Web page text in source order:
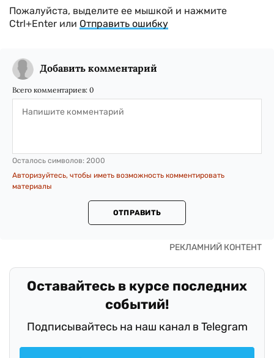
Пожалуйста, выделите ее мышкой и нажмите
Ctrl+Enter или Отправить ошибку
Добавить комментарий
Всего комментариев: 0
Осталось символов: 2000
Авторизуйтесь, чтобы иметь возможность комментировать
материалы
ОТПРАВИТЬ
Оставайтесь в курсе последних
событий!
Подписывайтесь на наш канал в Telegram